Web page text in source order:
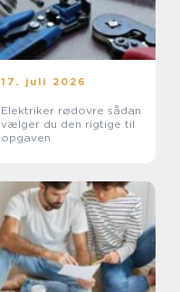
17. juli 2026
Elektriker rødovre sådan
vælger du den rigtige til
opgaven